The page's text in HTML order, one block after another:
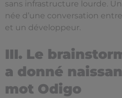
sans infrastructure lourde.
née d’une conversation
et un développeur.
III. Le
a donné
mot Odigo